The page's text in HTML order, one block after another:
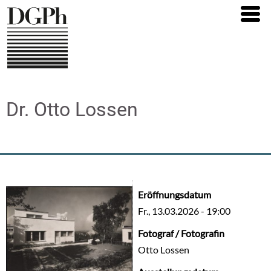
Direkt
zum
Inhalt
Dr. Otto Lossen
Eröffnungsdatum
Fr., 13.03.2026 - 19:00
Fotograf / Fotografin
Otto Lossen